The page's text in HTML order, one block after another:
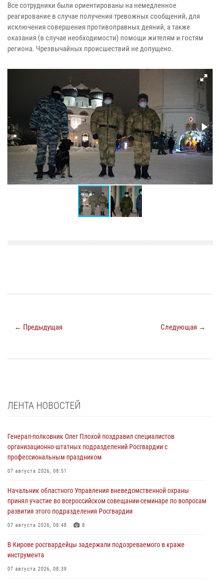
Все сотрудники были ориентированы на немедленное
реагирование в случае получения тревожных сообщений, для
исключения совершения противоправных деяний, а также
оказания (в случае необходимости) помощи жителям и гостям
региона. Чрезвычайных происшествий не допущено.
← Предыдущая Следующая →
ЛЕНТА НОВОСТЕЙ
Генерал-полковник Олег Плохой поздравил специалистов
организационно-штатных подразделений Росгвардии с
профессиональным праздником
07 августа 2026, 08:51
Начальник областного Управления вневедомственной охраны
принял участие во всероссийском совещании-семинаре по вопросам
развития этого подразделения Росгвардии
07 августа 2026, 08:48 8
В Кирове росгвардейцы задержали подозреваемого в краже
инструмента
07 августа 2026, 08:39